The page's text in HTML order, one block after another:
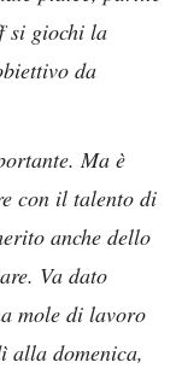
si giochi la
da
Ma è
con il talento di
anche dello
Va dato
mole di lavoro
alla domenica,